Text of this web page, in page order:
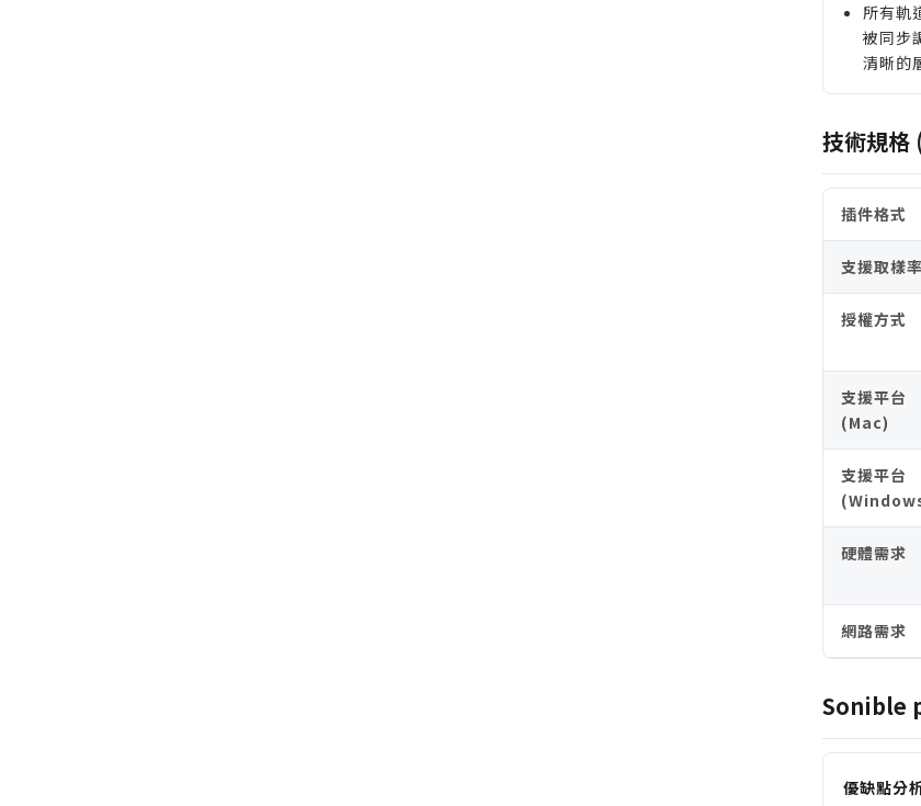
所有軌
被同步
清晰的
技術規格
插件格式
支援取樣率
授權方式
支援平台
(Mac)
支援平台
硬體需求
網路需求
Sonible
優缺點分